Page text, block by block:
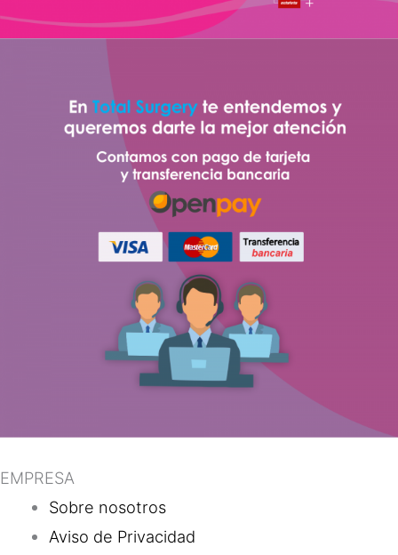
EMPRESA
Sobre nosotros
Aviso de Privacidad